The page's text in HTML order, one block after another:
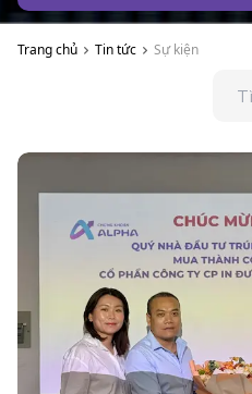
Trang chủ Tin tức Sự kiện